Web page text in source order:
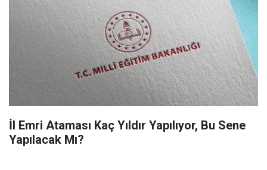
İl Emri Ataması Kaç Yıldır Yapılıyor, Bu Sene
Yapılacak Mı?